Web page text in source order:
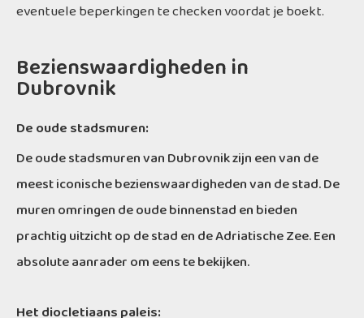
eventuele beperkingen te checken voordat je boekt.
Bezienswaardigheden in
Dubrovnik
De oude stadsmuren:
De oude stadsmuren van Dubrovnik zijn een van de
meest iconische bezienswaardigheden van de stad. De
muren omringen de oude binnenstad en bieden
prachtig uitzicht op de stad en de Adriatische Zee. Een
absolute aanrader om eens te bekijken.
Het diocletiaans paleis: